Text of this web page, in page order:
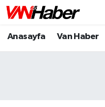
Anasayfa Van Haber
Nöbetçi Eczaneler